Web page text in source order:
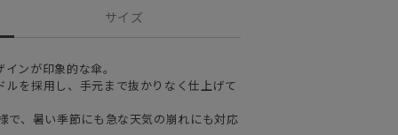
サイズ
ンが印象的な傘。
を採用し、手元まで抜かりなく仕上げて
で、暑い季節にも急な天気の崩れにも対応